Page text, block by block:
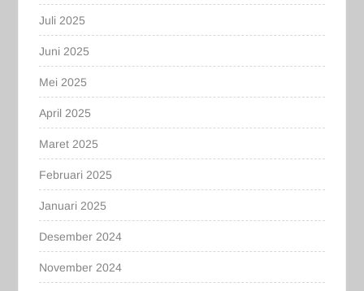
Juli 2025
Juni 2025
Mei 2025
April 2025
Maret 2025
Februari 2025
Januari 2025
Desember 2024
November 2024